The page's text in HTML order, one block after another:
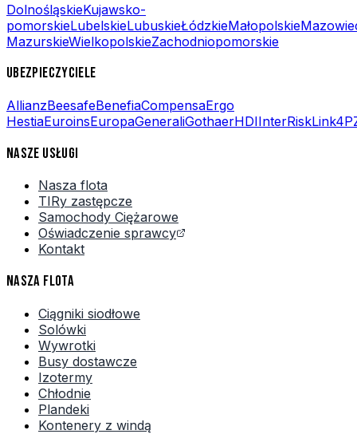
DolnośląskieKujawsko-
pomorskieLubelskieLubuskieŁódzkieMałopolskie
MazurskieWielkopolskieZachodniopomorskie
UBEZPIECZYCIELE
AllianzBeesafeBenefiaCompensaErgo
HestiaEuroinsEuropaGeneraliGothaerHDIInterRiskLink4
NASZE USŁUGI
Nasza flota
TIRy zastępcze
Samochody Ciężarowe
Oświadczenie sprawcy
Kontakt
NASZA FLOTA
Ciągniki siodłowe
Solówki
Wywrotki
Busy dostawcze
Izotermy
Chłodnie
Plandeki
Kontenery z windą